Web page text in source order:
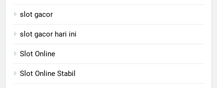
slot gacor
slot gacor hari ini
Slot Online
Slot Online Stabil